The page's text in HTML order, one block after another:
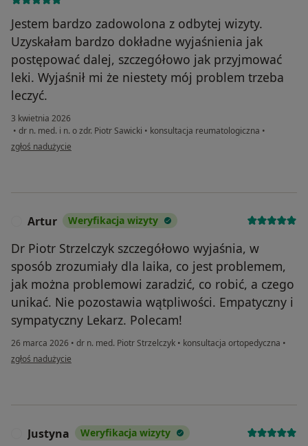
Jestem bardzo zadowolona z odbytej wizyty.
Uzyskałam bardzo dokładne wyjaśnienia jak
postępować dalej, szczegółowo jak przyjmować
leki. Wyjaśnił mi że niestety mój problem trzeba
leczyć.
3 kwietnia 2026
• dr n. med. i n. o zdr. Piotr Sawicki • konsultacja reumatologiczna •
w opinii użytkownika elzbieta.derkaczew
zgłoś nadużycie
Artur Weryfikacja wizyty
Dr Piotr Strzelczyk szczegółowo wyjaśnia, w
sposób zrozumiały dla laika, co jest problemem,
jak można problemowi zaradzić, co robić, a czego
unikać. Nie pozostawia wątpliwości. Empatyczny i
sympatyczny Lekarz. Polecam!
26 marca 2026 • dr n. med. Piotr Strzelczyk • konsultacja ortopedyczna •
w opinii użytkownika Artur
zgłoś nadużycie
Justyna Weryfikacja wizyty